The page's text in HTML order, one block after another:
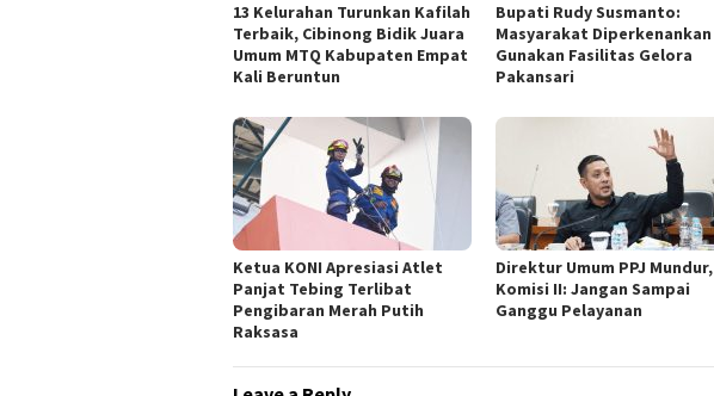
13 Kelurahan Turunkan Kafilah
Terbaik, Cibinong Bidik Juara
Umum MTQ Kabupaten Empat
Kali Beruntun
Bupati Rudy Susmanto:
Masyarakat Diperkenankan
Gunakan Fasilitas Gelora
Pakansari
Ketua KONI Apresiasi Atlet
Panjat Tebing Terlibat
Pengibaran Merah Putih
Raksasa
Direktur Umum PPJ Mundur,
Komisi II: Jangan Sampai
Ganggu Pelayanan